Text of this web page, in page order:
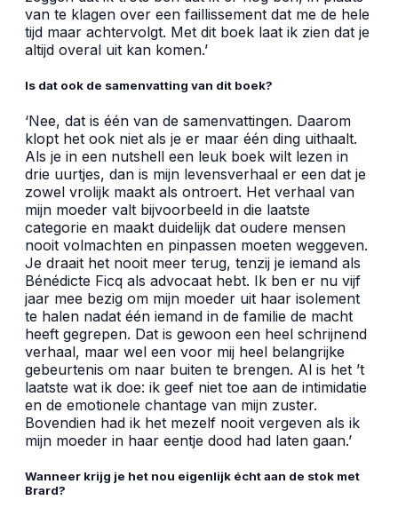
van te klagen over een faillissement dat me de hele
tijd maar achtervolgt. Met dit boek laat ik zien dat je
altijd overal uit kan komen.’
Is dat ook de samenvatting van dit boek?
‘Nee, dat is één van de samenvattingen. Daarom
klopt het ook niet als je er maar één ding uithaalt.
Als je in een nutshell een leuk boek wilt lezen in
drie uurtjes, dan is mijn levensverhaal er een dat je
zowel vrolijk maakt als ontroert. Het verhaal van
mijn moeder valt bijvoorbeeld in die laatste
categorie en maakt duidelijk dat oudere mensen
nooit volmachten en pinpassen moeten weggeven.
Je draait het nooit meer terug, tenzij je iemand als
Bénédicte Ficq als advocaat hebt. Ik ben er nu vijf
jaar mee bezig om mijn moeder uit haar isolement
te halen nadat één iemand in de familie de macht
heeft gegrepen. Dat is gewoon een heel schrijnend
verhaal, maar wel een voor mij heel belangrijke
gebeurtenis om naar buiten te brengen. Al is het ’t
laatste wat ik doe: ik geef niet toe aan de intimidatie
en de emotionele chantage van mijn zuster.
Bovendien had ik het mezelf nooit vergeven als ik
mijn moeder in haar eentje dood had laten gaan.’
Wanneer krijg je het nou eigenlijk écht aan de stok met
Brard?